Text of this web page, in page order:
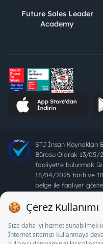
Future Sales Leader
Academy
STJ İnsan Kaynakları
Bürosu Olarak 13/05/
faaliyette bulunmak
18/04/2025 tarih ve
belge ile faaliyet